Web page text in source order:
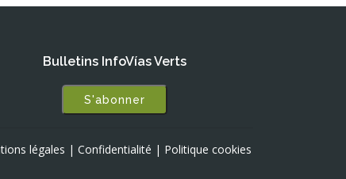
Bulletins InfoVías Verts
S'abonner
légales | Confidentialité | Politique cookies